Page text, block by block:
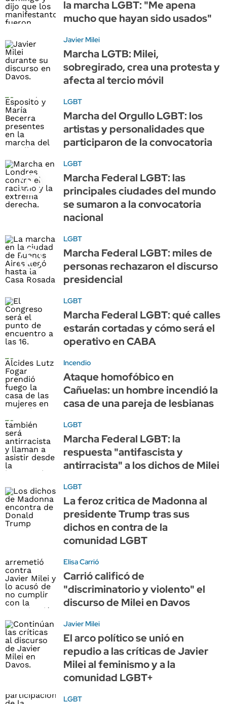
la marcha LGBT: "Me apena
mucho que hayan sido usados"
Javier Milei
Marcha LGTB: Milei,
sobregirado, crea una protesta y
afecta al tercio móvil
LGBT
Marcha del Orgullo LGBT: los
artistas y personalidades que
participaron de la convocatoria
LGBT
Marcha Federal LGBT: las
principales ciudades del mundo
se sumaron a la convocatoria
nacional
LGBT
Marcha Federal LGBT: miles de
personas rechazaron el discurso
presidencial
LGBT
Marcha Federal LGBT: qué calles
estarán cortadas y cómo será el
operativo en CABA
Incendio
Ataque homofóbico en
Cañuelas: un hombre incendió la
casa de una pareja de lesbianas
LGBT
Marcha Federal LGBT: la
respuesta "antifascista y
antirracista" a los dichos de Milei
LGBT
La feroz critica de Madonna al
presidente Trump tras sus
dichos en contra de la
comunidad LGBT
Elisa Carrió
Carrió calificó de
"discriminatorio y violento" el
discurso de Milei en Davos
Javier Milei
El arco político se unió en
repudio a las críticas de Javier
Milei al feminismo y a la
comunidad LGBT+
LGBT